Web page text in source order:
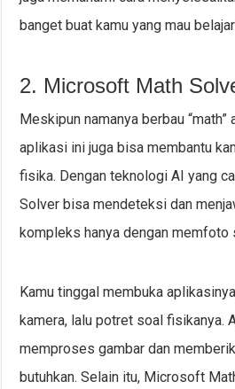
banget buat kamu yang mau
2. Microsoft Math
Meskipun namanya berbau
aplikasi ini juga bisa membantu
fisika. Dengan teknologi AI yang
Solver bisa mendeteksi dan
kompleks hanya dengan memfoto
Kamu tinggal membuka
kamera, lalu potret soal fisikanya.
memproses gambar dan
butuhkan. Selain itu, Microsoft